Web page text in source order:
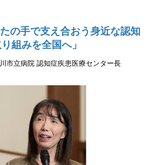
の手で支え合おう身近な認知
組みを全国へ」
市立病院 認知症疾患医療センター長